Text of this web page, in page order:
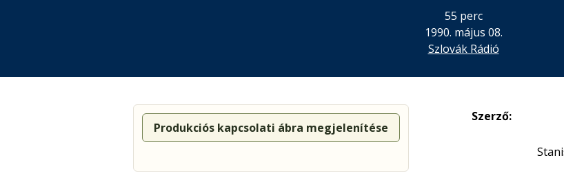
55 perc
1990. május 08.
Szlovák Rádió
Produkciós kapcsolati ábra megjelenítése
Szerző: